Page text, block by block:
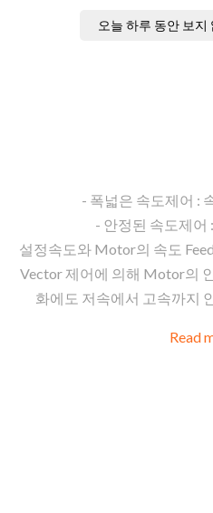
오늘 하루 동안 보지
- 폭넓은 속도제어 :
- 안정된 속도제어
설정속도와 Motor의 속도
Vector 제어에 의해 Motor의
화에도 저속에서 고속까지
Read